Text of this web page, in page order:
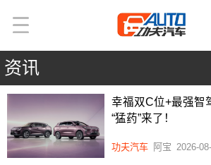
资讯
幸福双C位+最强智
“猛药”来了！
功夫汽车 阿宝 2026-